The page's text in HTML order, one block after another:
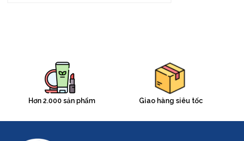
Hơn 2.000 sản phẩm Giao hàng siêu tốc